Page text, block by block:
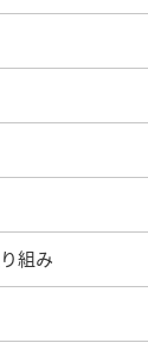
組み